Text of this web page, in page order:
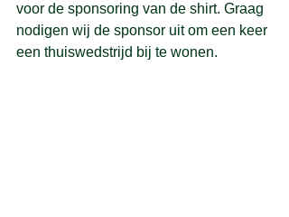
voor de sponsoring van de shirt. Graag
nodigen wij de sponsor uit om een keer
een thuiswedstrijd bij te wonen.